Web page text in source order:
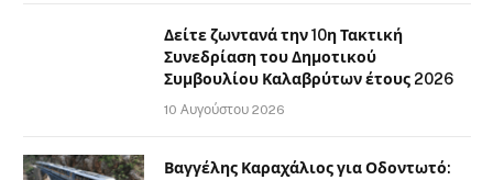
Δείτε ζωντανά την 10η Τακτική
Συνεδρίαση του Δημοτικού
Συμβουλίου Καλαβρύτων έτους 2026
10 Αυγούστου 2026
Βαγγέλης Καραχάλιος για Οδοντωτό: